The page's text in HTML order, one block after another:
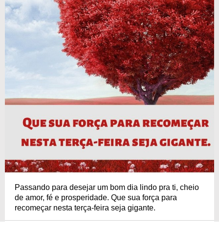
Passando para desejar um bom dia lindo pra ti, cheio
de amor, fé e prosperidade. Que sua força para
recomeçar nesta terça-feira seja gigante.